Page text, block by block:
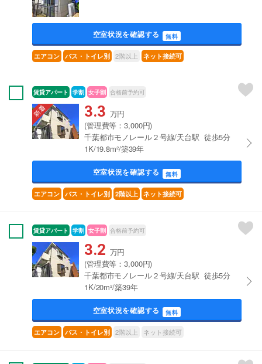
空室状況を確認する 無料
エアコン バス・トイレ別 2階以上 ネット接続可
賃貸アパート 学割 女子割 合格前予約可
3.3 万円
(管理費等：3,000円)
千葉都市モノレール２号線/天台駅 徒歩5分
1K/19.8m²/築39年
空室状況を確認する 無料
エアコン バス・トイレ別 2階以上 ネット接続可
賃貸アパート 学割 女子割 合格前予約可
3.2 万円
(管理費等：3,000円)
千葉都市モノレール２号線/天台駅 徒歩5分
1K/20m²/築39年
空室状況を確認する 無料
エアコン バス・トイレ別 2階以上 ネット接続可